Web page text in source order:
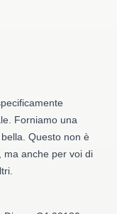
Forniamo una
Questo non è
ma anche per voi di